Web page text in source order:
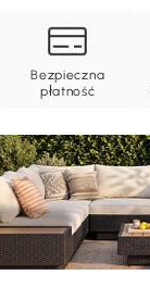
Bezpieczna
płatność